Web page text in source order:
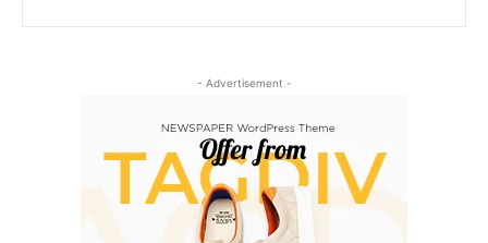
- Advertisement -